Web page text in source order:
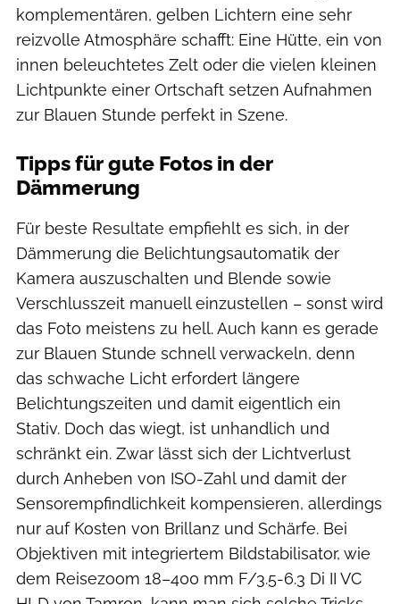
komplementären, gelben Lichtern eine sehr
reizvolle Atmosphäre schafft: Eine Hütte, ein von
innen beleuchtetes Zelt oder die vielen kleinen
Lichtpunkte einer Ortschaft setzen Aufnahmen
zur Blauen Stunde perfekt in Szene.
Tipps für gute Fotos in der
Dämmerung
Für beste Resultate empfiehlt es sich, in der
Dämmerung die Belichtungsautomatik der
Kamera auszuschalten und Blende sowie
Verschlusszeit manuell einzustellen – sonst wird
das Foto meistens zu hell. Auch kann es gerade
zur Blauen Stunde schnell verwackeln, denn
das schwache Licht erfordert längere
Belichtungszeiten und damit eigentlich ein
Stativ. Doch das wiegt, ist unhandlich und
schränkt ein. Zwar lässt sich der Lichtverlust
durch Anheben von ISO-Zahl und damit der
Sensorempfindlichkeit kompensieren, allerdings
nur auf Kosten von Brillanz und Schärfe. Bei
Objektiven mit integriertem Bildstabilisator, wie
dem Reisezoom 18–400 mm F/3.5-6.3 Di II VC